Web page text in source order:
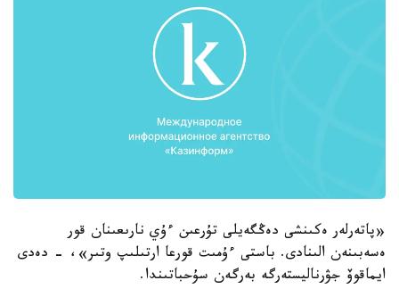
«پاتەرلەر ەكىنشى دەڭگەيلى تۇرعىن ءۇي نارىعىنان قور
ەسەبىنەن الىنادى. باستى ءۇمىت قورعا ارتىلىپ وتىر»، - دەدى
ايماقوۆ جۋرناليستەرگە بەرگەن سۇحباتىندا.